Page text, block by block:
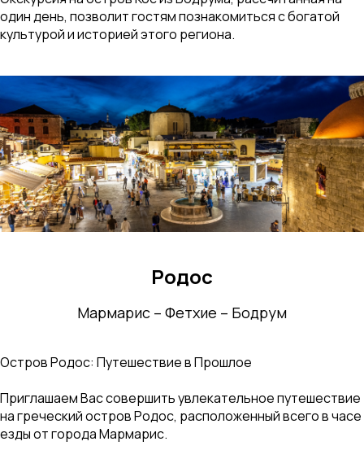
один день, позволит гостям познакомиться с богатой
культурой и историей этого региона.
Родос
Мармарис – Фетхие – Бодрум
Остров Родос: Путешествие в Прошлое
Приглашаем Вас совершить увлекательное путешествие
на греческий остров Родос, расположенный всего в часе
езды от города Мармарис.